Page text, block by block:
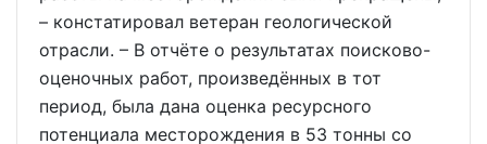
– констатировал ветеран геологической
отрасли. – В отчёте о результатах поисково-
оценочных работ, произведённых в тот
период, была дана оценка ресурсного
потенциала месторождения в 53 тонны со